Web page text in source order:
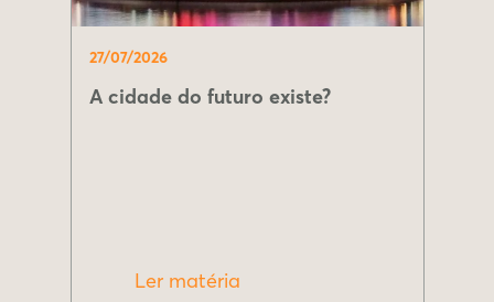
27/07/2026
A cidade do futuro existe?
Ler matéria